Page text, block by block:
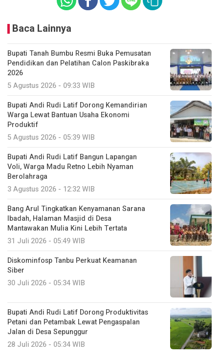
Baca Lainnya
Bupati Tanah Bumbu Resmi Buka Pemusatan
Pendidikan dan Pelatihan Calon Paskibraka
2026
5 Agustus 2026 - 09:33 WIB
Bupati Andi Rudi Latif Dorong Kemandirian
Warga Lewat Bantuan Usaha Ekonomi
Produktif
5 Agustus 2026 - 05:39 WIB
Bupati Andi Rudi Latif Bangun Lapangan
Voli, Warga Madu Retno Lebih Nyaman
Berolahraga
3 Agustus 2026 - 12:32 WIB
Bang Arul Tingkatkan Kenyamanan Sarana
Ibadah, Halaman Masjid di Desa
Mantawakan Mulia Kini Lebih Tertata
31 Juli 2026 - 05:49 WIB
Diskominfosp Tanbu Perkuat Keamanan
Siber
30 Juli 2026 - 05:34 WIB
Bupati Andi Rudi Latif Dorong Produktivitas
Petani dan Petambak Lewat Pengaspalan
Jalan di Desa Sepunggur
28 Juli 2026 - 05:34 WIB